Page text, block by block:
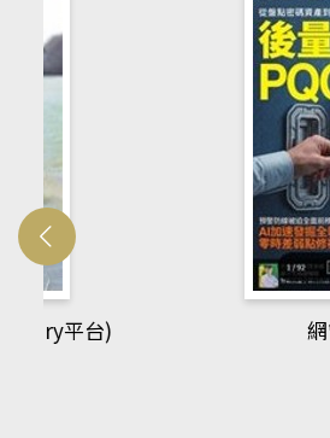
網管人(kono